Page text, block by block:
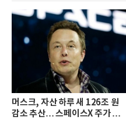
머스크, 자산 하루 새 126조 원
감소 추산… 스페이스X 주가 하